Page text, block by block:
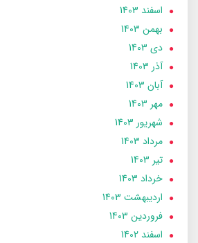
اسفند 1403
بهمن 1403
دی 1403
آذر 1403
آبان 1403
مهر 1403
شهریور 1403
مرداد 1403
تير 1403
خرداد 1403
ارديبهشت 1403
فروردین 1403
اسفند 1402